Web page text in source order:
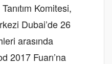
Komitesi,
Dubai’de 26
arasında
2017 Fuarı’na